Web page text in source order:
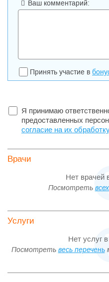
Ваш комментарий:
Принять участие в
Я принимаю
предоставленных
согласие на их
Врачи
Нет врачей
Посмотреть
Услуги
Нет услуг
Посмотреть весь перечень